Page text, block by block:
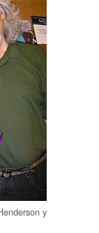
y